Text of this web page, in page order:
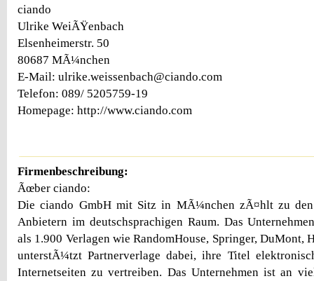
ciando
Ulrike WeiÃŸenbach
Elsenheimerstr. 50
80687 MÃ¼nchen
E-Mail: ulrike.weissenbach@ciando.com
Telefon: 089/ 5205759-19
Homepage: http://www.ciando.com
Firmenbeschreibung:
Ãœber ciando:
Die ciando GmbH mit Sitz in MÃ¼nchen zÃ¤hlt zu
Anbietern im deutschsprachigen Raum. Das
als 1.900 Verlagen wie RandomHouse, Springer, DuMont,
unterstÃ¼tzt Partnerverlage dabei, ihre Titel
Internetseiten zu vertreiben. Das Unternehmen ist an